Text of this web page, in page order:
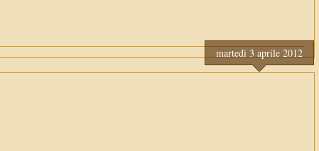
martedì 3 aprile 2012